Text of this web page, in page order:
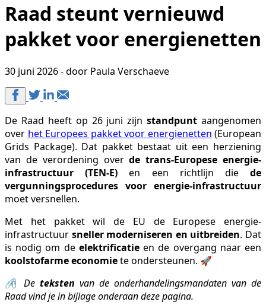
Raad steunt vernieuwd
pakket voor energienetten
30 juni 2026 - door Paula Verschaeve
De Raad heeft op 26 juni zijnstandpunt aangenomen
over het Europees pakket voor energienetten (European
Grids Package). Dat pakket bestaat uit een herziening
van de verordening overde trans-Europese energie-
infrastructuur (TEN-E) en een richtlijn diede
vergunningsprocedures voor energie-infrastructuur
moet versnellen.
Met het pakket wil de EU de Europese energie-
infrastructuur sneller moderniseren en uitbreiden. Dat
is nodig om de elektrificatieen de overgang naar een
koolstofarme economiete ondersteunen. 🚀
🖇️ De teksten van de onderhandelingsmandaten van de
Raad vind je in bijlage onderaan deze pagina.